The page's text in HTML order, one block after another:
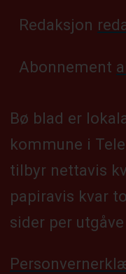
Redaksjon
Abonnement
Bø blad er
kommune i
tilbyr nettavis
papiravis kvar
sider per